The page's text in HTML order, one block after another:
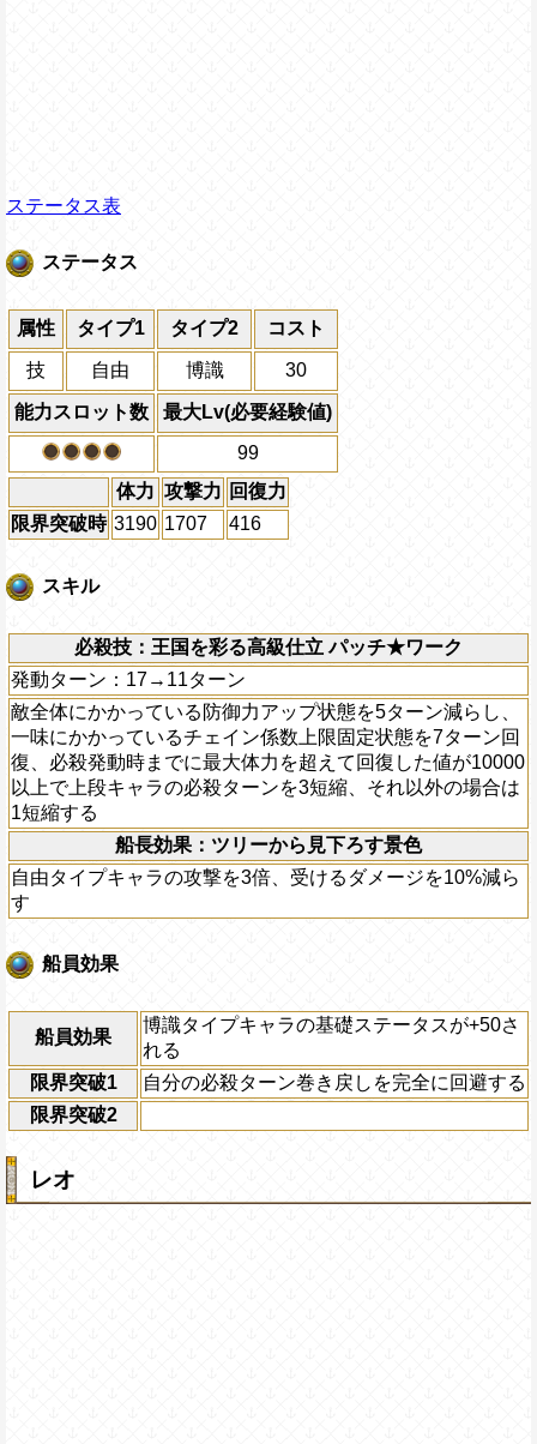
ステータス表
ステータス
属性 タイプ1 タイプ2 コスト
技 自由 博識 30
能力スロット数
最大Lv(必要経験値)
99
体力 攻撃力 回復力
限界突破時 3190 1707 416
スキル
必殺技：王国を彩る高級仕立 パッチ★ワーク
発動ターン：17→11ターン
敵全体にかかっている防御力アップ状態を5ターン減らし、
一味にかかっているチェイン係数上限固定状態を7ターン回
復、必殺発動時までに最大体力を超えて回復した値が10000
以上で上段キャラの必殺ターンを3短縮、それ以外の場合は
1短縮する
船長効果：ツリーから見下ろす景色
自由タイプキャラの攻撃を3倍、受けるダメージを10%減ら
す
船員効果
船員効果
博識タイプキャラの基礎ステータスが+50さ
れる
限界突破1
自分の必殺ターン巻き戻しを完全に回避する
限界突破2
レオ